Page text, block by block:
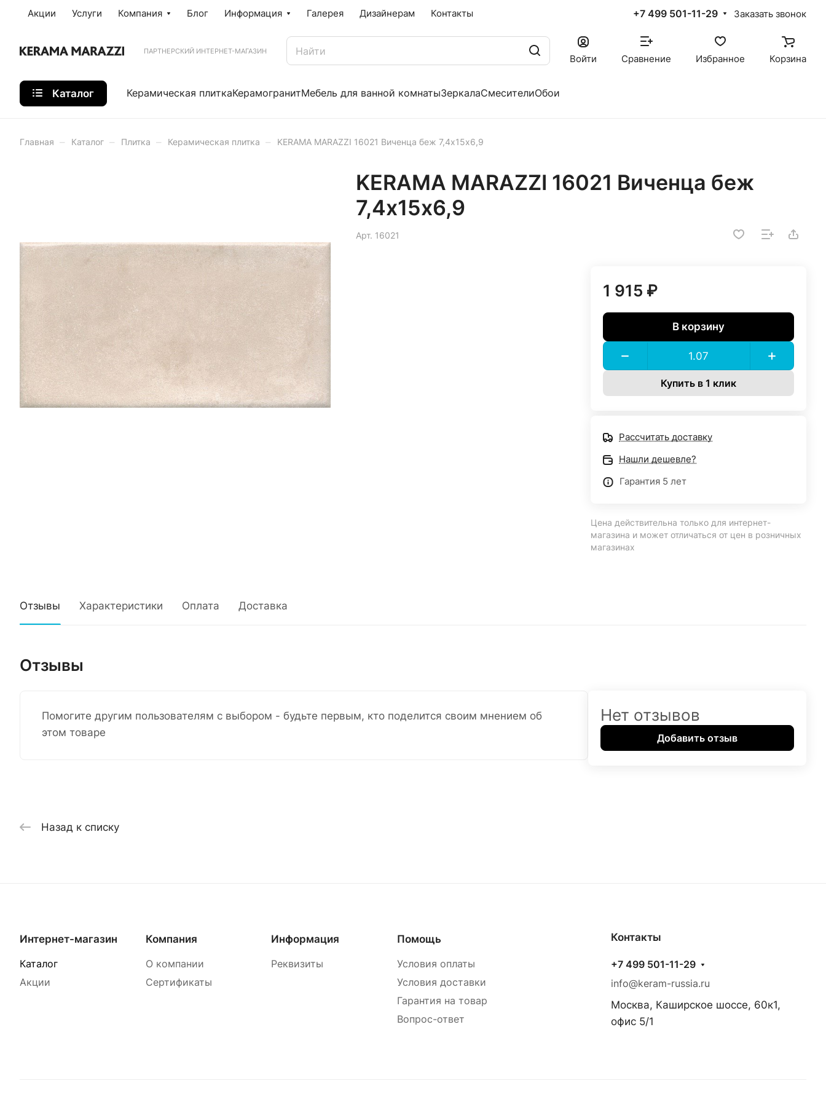
Акции Услуги Компания Блог Информация Галерея Дизайнерам Контакты +7 499 501-11-29 Заказать звонок
ПАРТНЕРСКИЙ ИНТЕРНЕТ-МАГАЗИН
Войти Сравнение Избранное Корзина
Каталог Керамическая плиткаКерамогранитМебель для ванной комнатыЗеркалаСмесителиОбои
Главная – Каталог – Плитка – Керамическая плитка – KERAMA MARAZZI 16021 Виченца беж 7,4х15х6,9
KERAMA MARAZZI 16021 Виченца беж
7,4х15х6,9
Арт. 16021
1 915 ₽
В корзину
Купить в 1 клик
Рассчитать доставку
Нашли дешевле?
Гарантия 5 лет
Цена действительна только для интернет-
магазина и может отличаться от цен в розничных
магазинах
Отзывы Характеристики Оплата Доставка
Отзывы
Помогите другим пользователям с выбором - будьте первым, кто поделится своим мнением об
этом товаре
Нет отзывов
Добавить отзыв
Назад к списку
Интернет-магазин
Каталог
Акции
Компания
О компании
Сертификаты
Информация
Реквизиты
Помощь
Условия оплаты
Условия доставки
Гарантия на товар
Вопрос-ответ
Контакты
+7 499 501-11-29
info@keram-russia.ru
Москва, Каширское шоссе, 60к1,
офис 5/1